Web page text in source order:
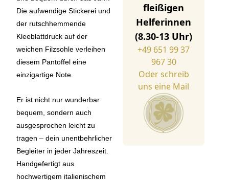
Die aufwendige Stickerei und
der rutschhemmende
Kleeblattdruck auf der
weichen Filzsohle verleihen
diesem Pantoffel eine
einzigartige Note.
Er ist nicht nur wunderbar
bequem, sondern auch
ausgesprochen leicht zu
tragen – dein unentbehrlicher
Begleiter in jeder Jahreszeit.
Handgefertigt aus
hochwertigem italienischem
fleißigen
Helferinnen
(8.30-13 Uhr)
+49 651 99 37
967 30
Oder schreib
uns eine Mail